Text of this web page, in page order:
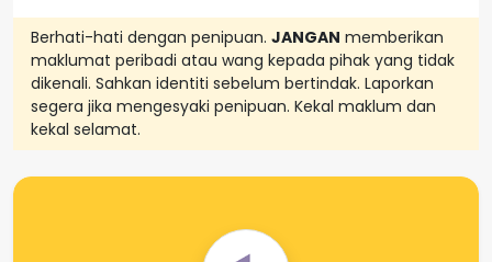
Berhati-hati dengan penipuan. JANGAN memberikan
maklumat peribadi atau wang kepada pihak yang tidak
dikenali. Sahkan identiti sebelum bertindak. Laporkan
segera jika mengesyaki penipuan. Kekal maklum dan
kekal selamat.